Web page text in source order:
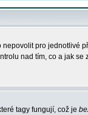
pro jednotlivé
nad tím, co a jak se
tagy fungují, což je